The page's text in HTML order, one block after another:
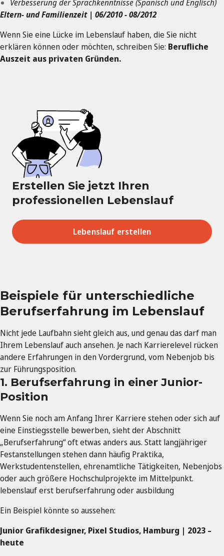
Verbesserung der Sprachkenntnisse (Spanisch und Englisch)
Eltern- und Familienzeit | 06/2010 - 08/2012
Wenn Sie eine Lücke im Lebenslauf haben, die Sie nicht
erklären können oder möchten, schreiben Sie: Berufliche
Auszeit aus privaten Gründen.
Erstellen Sie jetzt Ihren
professionellen Lebenslauf
Lebenslauf erstellen
Beispiele für unterschiedliche
Berufserfahrung im Lebenslauf
Nicht jede Laufbahn sieht gleich aus, und genau das darf man
Ihrem Lebenslauf auch ansehen. Je nach Karrierelevel rücken
andere Erfahrungen in den Vordergrund, vom Nebenjob bis
zur Führungsposition.
1. Berufserfahrung in einer Junior-
Position
Wenn Sie noch am Anfang Ihrer Karriere stehen oder sich auf
eine Einstiegsstelle bewerben, sieht der Abschnitt
„Berufserfahrung“ oft etwas anders aus. Statt langjähriger
Festanstellungen stehen dann häufig Praktika,
Werkstudentenstellen, ehrenamtliche Tätigkeiten, Nebenjobs
oder auch größere Hochschulprojekte im Mittelpunkt.
lebenslauf erst berufserfahrung oder ausbildung
Ein Beispiel könnte so aussehen:
Junior Grafikdesigner, Pixel Studios, Hamburg | 2023 –
heute